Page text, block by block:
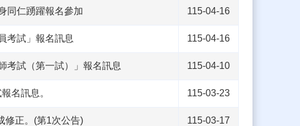
同仁踴躍報名參加 115-04-16
考試」報名訊息 115-04-16
考試（第一試）」報名訊息 115-04-10
名訊息。 115-03-23
修正。(第1次公告) 115-03-17